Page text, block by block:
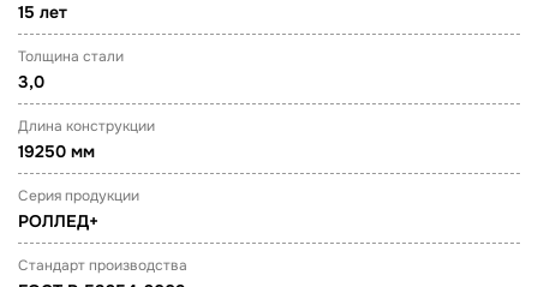
15 лет
Толщина стали
3,0
Длина конструкции
19250 мм
Серия продукции
РОЛЛЕД+
Стандарт производства